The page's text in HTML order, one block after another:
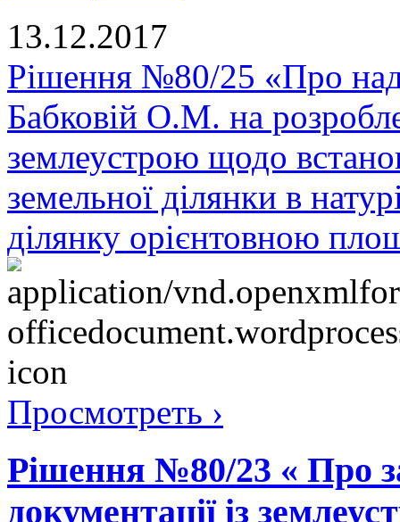
13.12.2017
Рішення №80/25 «Про
Бабковій О.М. на
землеустрою щодо
земельної ділянки в
ділянку орієнтовною
Просмотреть ›
Рішення №80/23 « Про
документації із